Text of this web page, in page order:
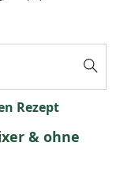
Rezept
& ohne